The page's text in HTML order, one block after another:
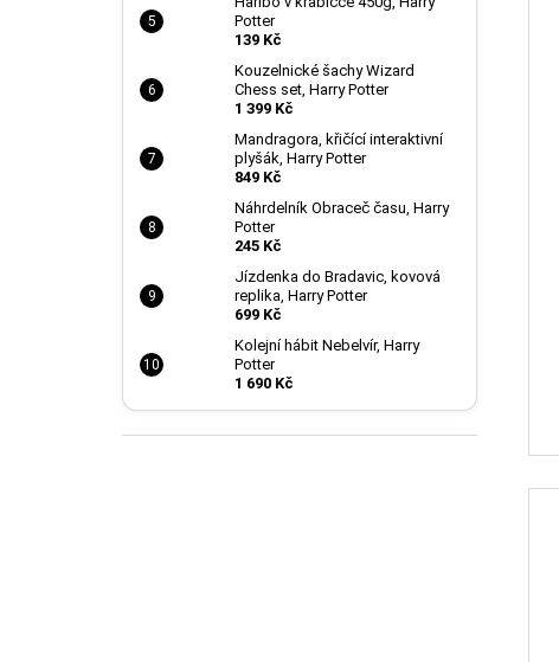
Potter
139 Kč
Kouzelnické šachy Wizard
Chess set, Harry Potter
1 399 Kč
Mandragora, křičící interaktivní
plyšák, Harry Potter
849 Kč
Náhrdelník Obraceč času, Harry
Potter
245 Kč
Jízdenka do Bradavic, kovová
replika, Harry Potter
699 Kč
Kolejní hábit Nebelvír, Harry
Potter
1 690 Kč